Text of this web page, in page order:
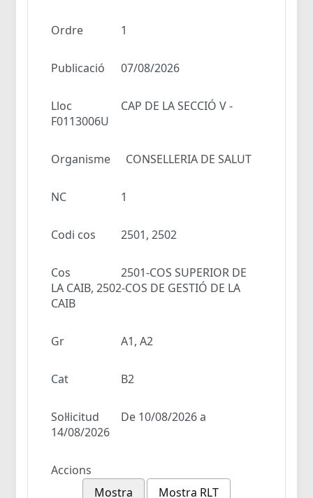
Ordre 1
Publicació 07/08/2026
Lloc
CAP DE LA SECCIÓ V -
F0113006U
Organisme CONSELLERIA DE SALUT
NC 1
Codi cos 2501, 2502
Cos
2501-COS SUPERIOR DE
LA CAIB, 2502-COS DE GESTIÓ DE LA
CAIB
Gr A1, A2
Cat B2
Sol·licitud
De 10/08/2026 a
14/08/2026
Accions
Mostra
Mostra RLT